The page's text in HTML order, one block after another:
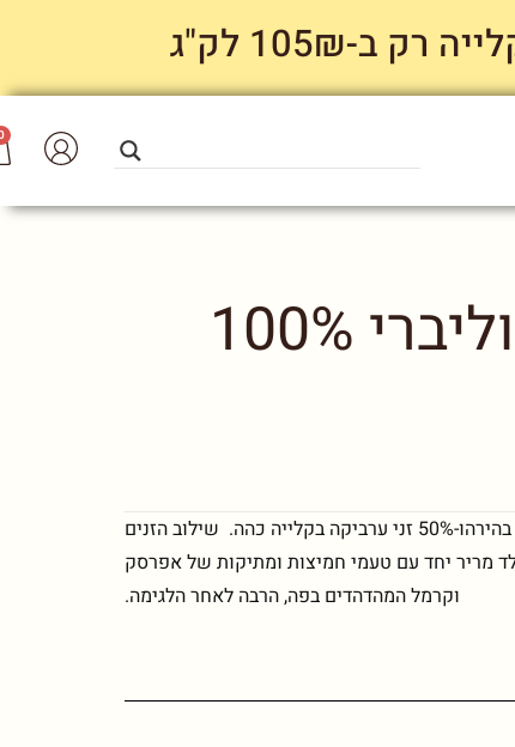
105₪ לק"ג
תערובת פולי קפה אוליברי 100%
תערובת בסגנון סיציליאני המורכבת מ-50% זני ערביקה בקלייה בהירהו-50% זני ערביקה בקלייה כהה. שילוב הזנים
מריר יחד עם טעמי חמיצות ומתיקות של אפרסק
וקרמל המהדהדים בפה, הרבה לאחר הלגימה.